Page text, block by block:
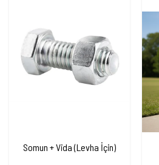
Somun + Vida (Levha İçin)